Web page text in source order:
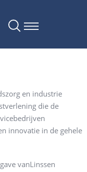
en industrie
die de
innovatie in de gehele
vanLinssen